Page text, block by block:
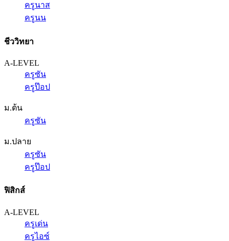
ครูนาส
ครูนน
ชีววิทยา
A-LEVEL
ครูซัน
ครูป๊อป
ม.ต้น
ครูซัน
ม.ปลาย
ครูซัน
ครูป๊อป
ฟิสิกส์
A-LEVEL
ครูเด่น
ครูไอซ์